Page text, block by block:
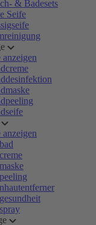
& Badesets
Seife